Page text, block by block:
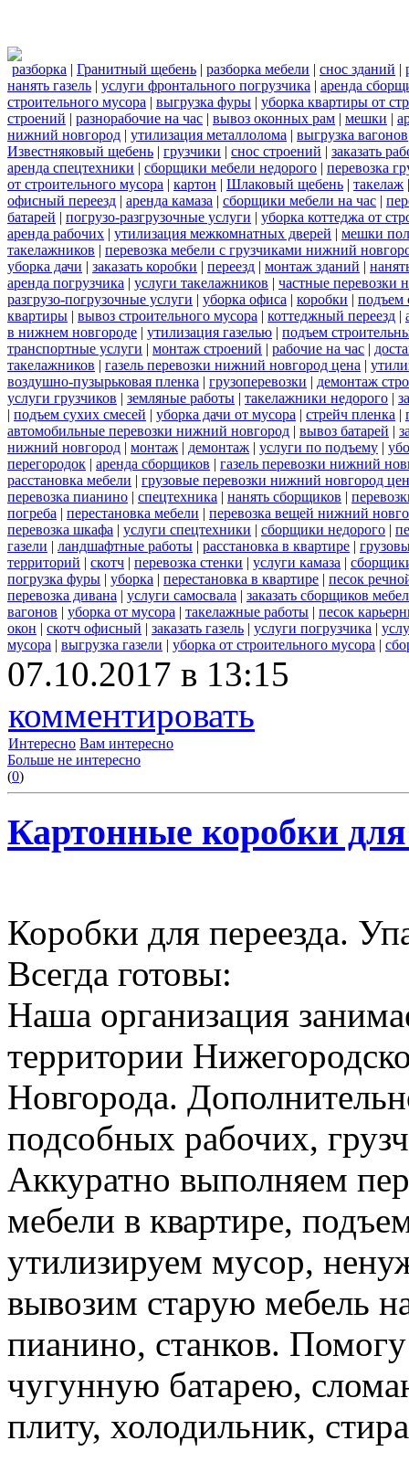
разборка | Гранитный щебень | разборка мебели | снос зданий |
нанять газель | услуги фронтального погрузчика | аренда
строительного мусора | выгрузка фуры | уборка квартиры от
строений | разнорабочие на час | вывоз оконных рам | мешки |
нижний новгород | утилизация металлолома | выгрузка вагонов
Известняковый щебень | грузчики | снос строений | заказать
аренда спецтехники | сборщики мебели недорого | перевозка
от строительного мусора | картон | Шлаковый щебень | такелаж
офисный переезд | аренда камаза | сборщики мебели на час |
батарей | погрузо-разгрузочные услуги | уборка коттеджа от
аренда рабочих | утилизация межкомнатных дверей | мешки
такелажников | перевозка мебели с грузчиками нижний
уборка дачи | заказать коробки | переезд | монтаж зданий |
аренда погрузчика | услуги такелажников | частные перевозки
разгрузо-погрузочные услуги | уборка офиса | коробки | подъем
квартиры | вывоз строительного мусора | коттеджный переезд |
в нижнем новгороде | утилизация газелью | подъем
транспортные услуги | монтаж строений | рабочие на час |
такелажников | газель перевозки нижний новгород цена |
воздушно-пузырьковая пленка | грузоперевозки | демонтаж
услуги грузчиков | земляные работы | такелажники недорого |
| подъем сухих смесей | уборка дачи от мусора | стрейч пленка |
автомобильные перевозки нижний новгород | вывоз батарей |
нижний новгород | монтаж | демонтаж | услуги по подъему |
перегородок | аренда сборщиков | газель перевозки нижний
расстановка мебели | грузовые перевозки нижний новгород
перевозка пианино | спецтехника | нанять сборщиков |
погреба | перестановка мебели | перевозка вещей нижний
перевозка шкафа | услуги спецтехники | сборщики недорого |
газели | ландшафтные работы | расстановка в квартире |
территорий | скотч | перевозка стенки | услуги камаза |
погрузка фуры | уборка | перестановка в квартире | песок
перевозка дивана | услуги самосвала | заказать сборщиков
вагонов | уборка от мусора | такелажные работы | песок
окон | скотч офисный | заказать газель | услуги погрузчика |
мусора | выгрузка газели | уборка от строительного мусора |
07.10.2017 в 13:15
комментировать
Интересно Вам интересно
Больше не интересно
(0)
Картонные коробки для
Коробки для переезда.
Всегда готовы:
Наша организация
территории
Новгорода.
подсобных рабочих,
Аккуратно выполняем
мебели в квартире,
утилизируем мусор,
вывозим старую мебель
пианино, станков.
чугунную батарею,
плиту, холодильник,